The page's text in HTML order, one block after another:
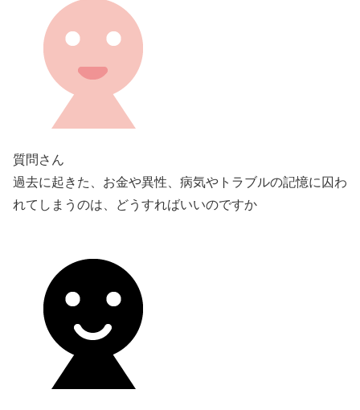
質問さん
過去に起きた、お金や異性、病気やトラブルの記憶に囚わ
れてしまうのは、どうすればいいのですか